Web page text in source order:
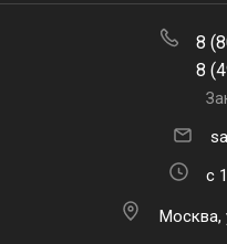
8
8
с
Москва,